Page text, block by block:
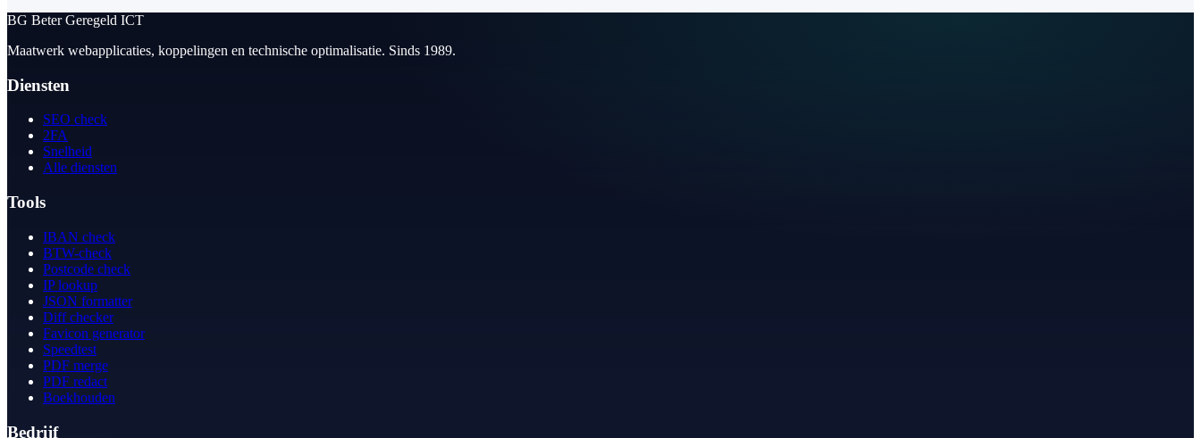
BG Beter Geregeld ICT
Maatwerk webapplicaties, koppelingen en technische optimalisatie. Sinds 1989.
Diensten
SEO check
2FA
Snelheid
Alle diensten
Tools
IBAN check
BTW-check
Postcode check
IP lookup
JSON formatter
Diff checker
Favicon generator
Speedtest
PDF merge
PDF redact
Boekhouden
Bedrijf